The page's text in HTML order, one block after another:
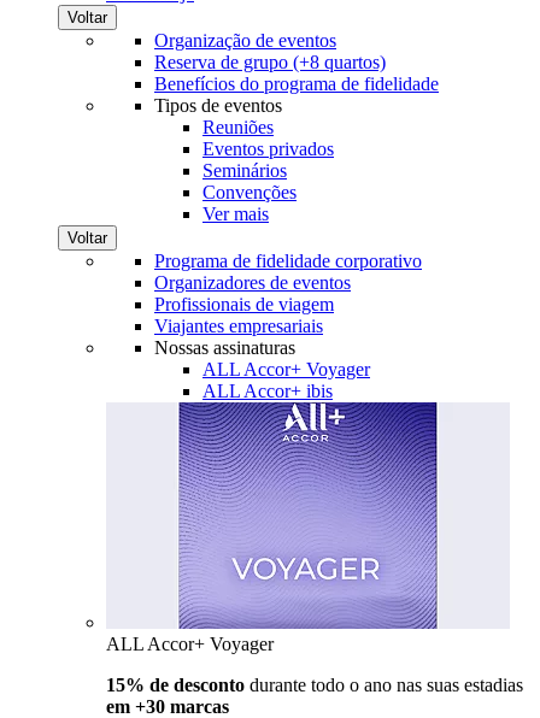
Voltar
Organização de eventos
Reserva de grupo (+8 quartos)
Benefícios do programa de fidelidade
Tipos de eventos
Reuniões
Eventos privados
Seminários
Convenções
Ver mais
Voltar
Programa de fidelidade corporativo
Organizadores de eventos
Profissionais de viagem
Viajantes empresariais
Nossas assinaturas
ALL Accor+ Voyager
ALL Accor+ ibis
ALL Accor+ Voyager
15% de desconto durante todo o ano nas suas estadias
em +30 marcas